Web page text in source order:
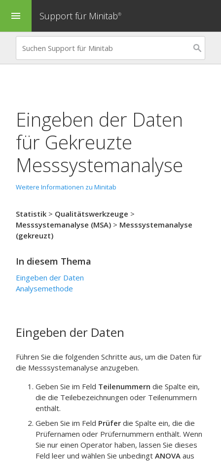
menu Support für Minitab®
Eingeben der Daten
für Gekreuzte
Messsystemanalyse
Weitere Informationen zu Minitab
Statistik > Qualitätswerkzeuge >
Messsystemanalyse (MSA) > Messsystemanalyse
(gekreuzt)
In diesem Thema
Eingeben der Daten
Analysemethode
Eingeben der Daten
Führen Sie die folgenden Schritte aus, um die Daten für
die Messsystemanalyse anzugeben.
Geben Sie im Feld Teilenummern die Spalte ein,
die die Teilebezeichnungen oder Teilenummern
enthält.
Geben Sie im Feld Prüfer die Spalte ein, die die
Prüfernamen oder Prüfernummern enthält. Wenn
Sie nur einen Operator haben, lassen Sie dieses
Feld leer und wählen Sie unbedingt ANOVA aus